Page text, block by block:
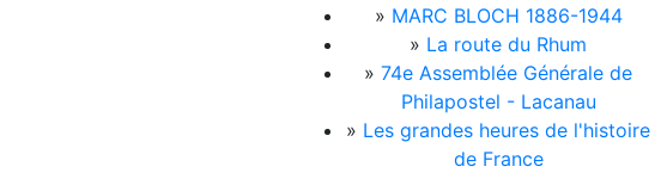
» MARC BLOCH 1886-1944
» La route du Rhum
» 74e Assemblée Générale de
Philapostel - Lacanau
» Les grandes heures de l'histoire
de France